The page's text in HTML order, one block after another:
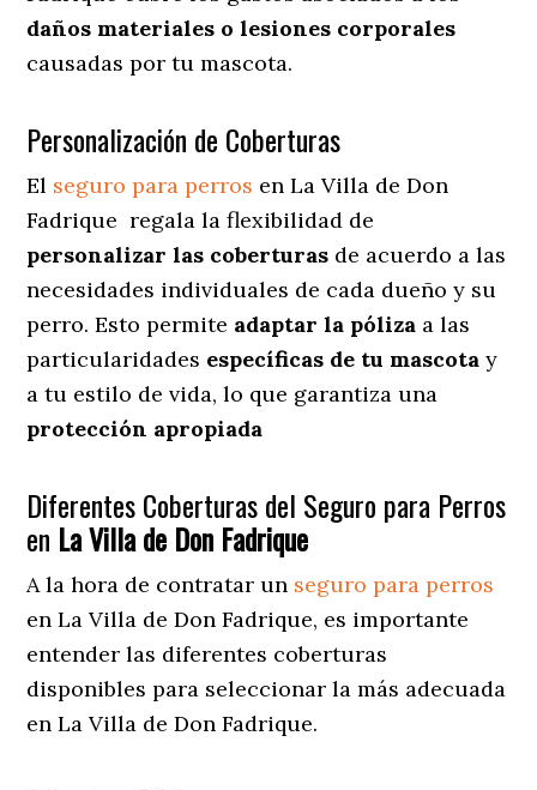
daños materiales o lesiones corporales
causadas por tu mascota.
Personalización de Coberturas
El seguro para perros en La Villa de Don
Fadrique regala la flexibilidad de
personalizar las coberturas de acuerdo a las
necesidades individuales de cada dueño y su
perro. Esto permite adaptar la póliza a las
particularidades específicas de tu mascota y
a tu estilo de vida, lo que garantiza una
protección apropiada
Diferentes Coberturas del Seguro para Perros
en La Villa de Don Fadrique
A la hora de contratar un seguro para perros
en La Villa de Don Fadrique, es importante
entender las diferentes coberturas
disponibles para seleccionar la más adecuada
en La Villa de Don Fadrique.